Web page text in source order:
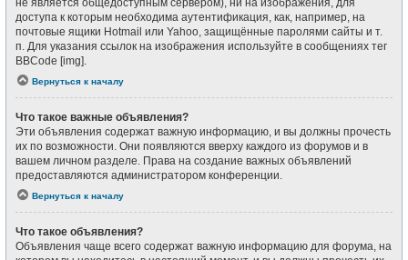
не является общедоступным сервером), ни на изображения, для
доступа к которым необходима аутентификация, как, например, на
почтовые ящики Hotmail или Yahoo, защищённые паролями сайты и т.
п. Для указания ссылок на изображения используйте в сообщениях тег
BBCode [img].
Вернуться к началу
Что такое важные объявления?
Эти объявления содержат важную информацию, и вы должны прочесть
их по возможности. Они появляются вверху каждого из форумов и в
вашем личном разделе. Права на создание важных объявлений
предоставляются администратором конференции.
Вернуться к началу
Что такое объявления?
Объявления чаще всего содержат важную информацию для форума, на